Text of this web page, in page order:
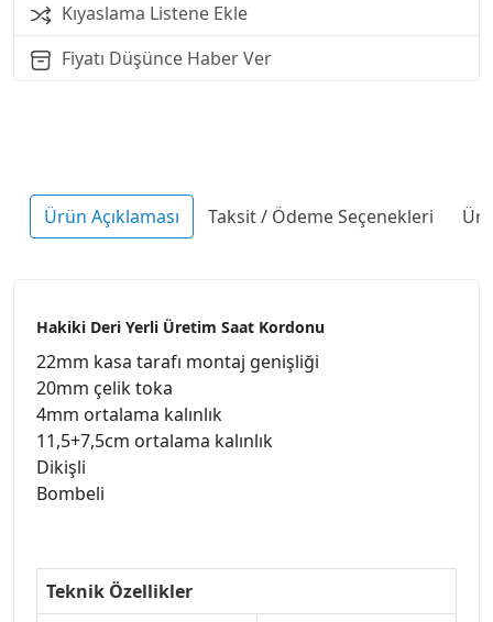
Kıyaslama Listene Ekle
Fiyatı Düşünce Haber Ver
Ürün Açıklaması Taksit / Ödeme Seçenekleri
Hakiki Deri Yerli Üretim Saat Kordonu
22mm kasa tarafı montaj genişliği
20mm çelik toka
4mm ortalama kalınlık
11,5+7,5cm ortalama kalınlık
Dikişli
Bombeli
Teknik Özellikler